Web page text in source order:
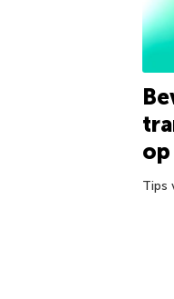
op
Tips